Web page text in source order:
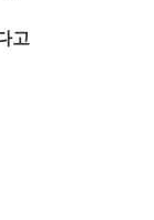
고